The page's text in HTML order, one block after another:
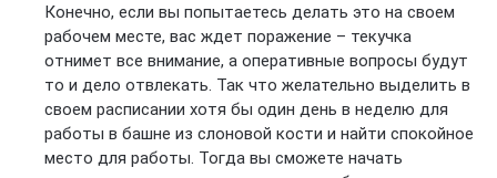
Конечно, если вы попытаетесь делать это на своем
рабочем месте, вас ждет поражение – текучка
отнимет все внимание, а оперативные вопросы будут
то и дело отвлекать. Так что желательно выделить в
своем расписании хотя бы один день в неделю для
работы в башне из слоновой кости и найти спокойное
место для работы. Тогда вы сможете начать